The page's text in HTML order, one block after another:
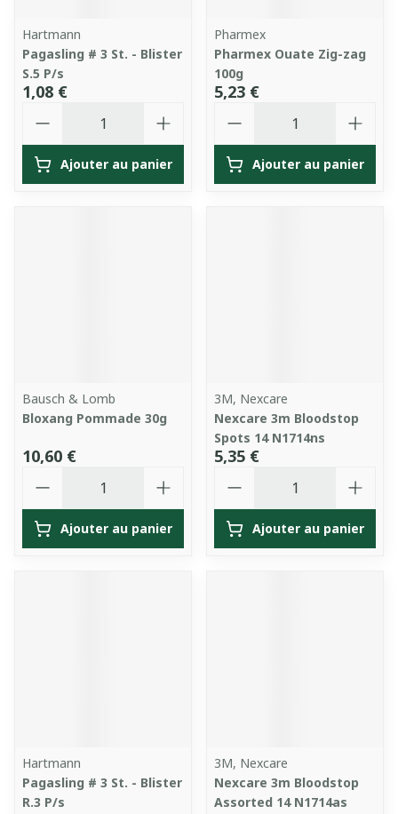
Hartmann
Pagasling # 3 St. - Blister
S.5 P/s
1,08 €
Ajouter au panier
Pharmex
Pharmex Ouate Zig-zag
100g
5,23 €
Ajouter au panier
Bausch & Lomb
Bloxang Pommade 30g
10,60 €
Ajouter au panier
3M, Nexcare
Nexcare 3m Bloodstop
Spots 14 N1714ns
5,35 €
Ajouter au panier
Hartmann
Pagasling # 3 St. - Blister
R.3 P/s
3M, Nexcare
Nexcare 3m Bloodstop
Assorted 14 N1714as